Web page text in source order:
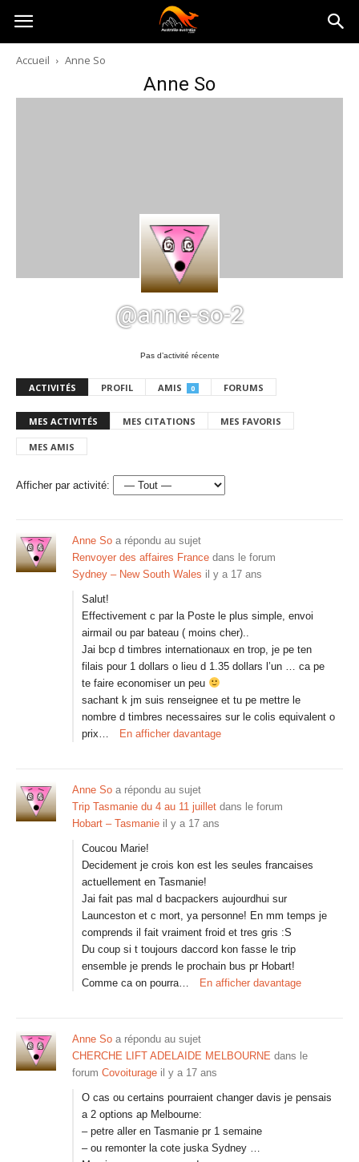
Australia-
australie.com
Accueil Anne So
Anne So
@anne-so-2
Pas d’activité récente
ACTIVITÉS PROFIL AMIS 0 FORUMS
MES ACTIVITÉS MES CITATIONS MES FAVORIS
MES AMIS
Afficher par activité:
Anne So a répondu au sujet
Renvoyer des affaires France dans le forum
Sydney – New South Wales il y a 17 ans
Salut!
Effectivement c par la Poste le plus simple, envoi
airmail ou par bateau ( moins cher)..
Jai bcp d timbres internationaux en trop, je pe ten
filais pour 1 dollars o lieu d 1.35 dollars l’un … ca pe
te faire economiser un peu
sachant k jm suis renseignee et tu pe mettre le
nombre d timbres necessaires sur le colis equivalent o
prix…
En afficher davantage
Anne So a répondu au sujet
Trip Tasmanie du 4 au 11 juillet dans le forum
Hobart – Tasmanie il y a 17 ans
Coucou Marie!
Decidement je crois kon est les seules francaises
actuellement en Tasmanie!
Jai fait pas mal d bacpackers aujourdhui sur
Launceston et c mort, ya personne! En mm temps je
comprends il fait vraiment froid et tres gris :S
Du coup si t toujours daccord kon fasse le trip
ensemble je prends le prochain bus pr Hobart!
Comme ca on pourra…
En afficher davantage
Anne So a répondu au sujet
CHERCHE LIFT ADELAIDE MELBOURNE dans le
forum Covoiturage il y a 17 ans
O cas ou certains pourraient changer davis je pensais
a 2 options ap Melbourne:
– petre aller en Tasmanie pr 1 semaine
– ou remonter la cote juska Sydney …